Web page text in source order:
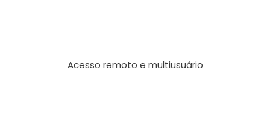
Acesso remoto e multiusuário